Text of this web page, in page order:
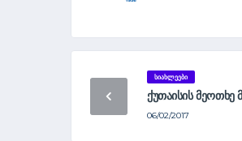
ᲡᲘᲐᲮᲚᲔᲔᲑᲘ
ᲥᲣᲗᲐᲘᲡᲘᲡ ᲛᲔᲝᲗᲮᲔ
06/02/2017